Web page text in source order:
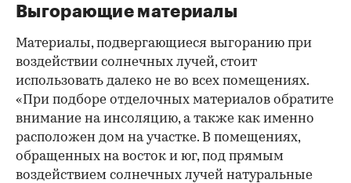
Выгорающие материалы
Материалы, подвергающиеся выгоранию при
воздействии солнечных лучей, стоит
использовать далеко не во всех помещениях.
«При подборе отделочных материалов обратите
внимание на инсоляцию, а также как именно
расположен дом на участке. В помещениях,
обращенных на восток и юг, под прямым
воздействием солнечных лучей натуральные